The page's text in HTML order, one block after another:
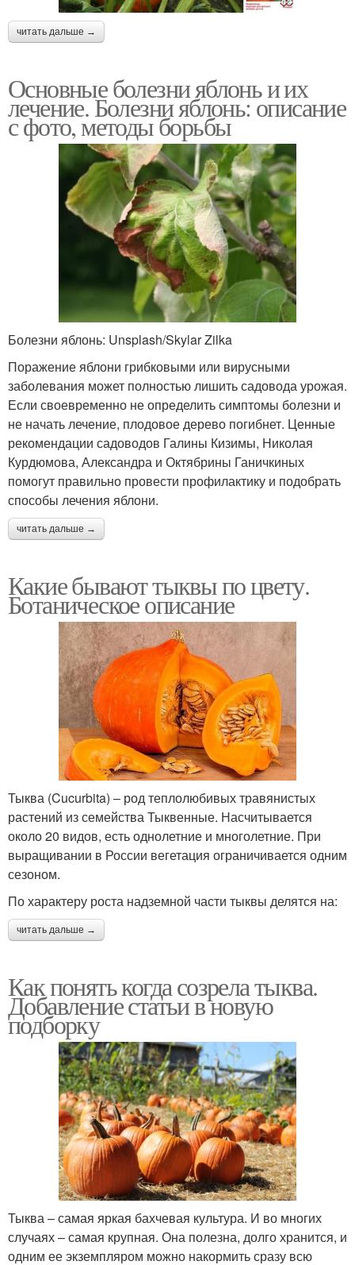
читать дальше →
Основные болезни яблонь и их
лечение. Болезни яблонь: описание
с фото, методы борьбы
Болезни яблонь: Unsplash/Skylar Zilka
Поражение яблони грибковыми или вирусными
заболевания может полностью лишить садовода урожая.
Если своевременно не определить симптомы болезни и
не начать лечение, плодовое дерево погибнет. Ценные
рекомендации садоводов Галины Кизимы, Николая
Курдюмова, Александра и Октябрины Ганичкиных
помогут правильно провести профилактику и подобрать
способы лечения яблони.
читать дальше →
Какие бывают тыквы по цвету.
Ботаническое описание
Тыква (Cucurbita) – род теплолюбивых травянистых
растений из семейства Тыквенные. Насчитывается
около 20 видов, есть однолетние и многолетние. При
выращивании в России вегетация ограничивается одним
сезоном.
По характеру роста надземной части тыквы делятся на:
читать дальше →
Как понять когда созрела тыква.
Добавление статьи в новую
подборку
Тыква – самая яркая бахчевая культура. И во многих
случаях – самая крупная. Она полезна, долго хранится, и
одним ее экземпляром можно накормить сразу всю